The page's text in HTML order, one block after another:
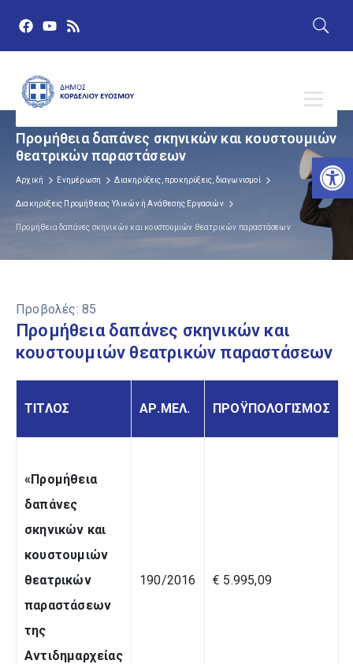
Προμήθεια δαπάνες σκηνικών και κουστουμιών
θεατρικών παραστάσεων
Αρχική Ενημέρωση Διακηρύξεις, προκηρύξεις, διαγωνισμοί
Διακηρύξεις Προμήθειας Υλικών ή Ανάθεσης Εργασιών
Προμήθεια δαπάνες σκηνικών και κουστουμιών θεατρικών παραστάσεων
Προβολές: 85
Προμήθεια δαπάνες σκηνικών και
κουστουμιών θεατρικών παραστάσεων
ΤΙΤΛΟΣ ΑΡ.ΜΕΛ. ΠΡΟΫΠΟΛΟΓΙΣΜΟΣ
«Προμήθεια
δαπάνες
σκηνικών και
κουστουμιών
θεατρικών
παραστάσεων
της
Αντιδημαρχείας
190/2016 € 5.995,09